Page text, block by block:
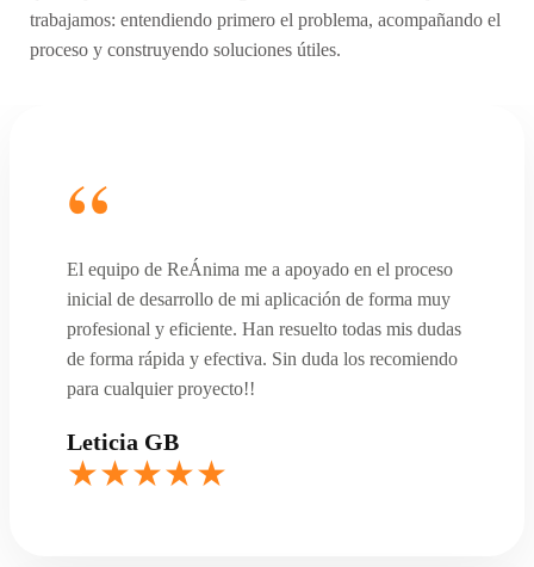
trabajamos: entendiendo primero el problema, acompañando el
proceso y construyendo soluciones útiles.
Leticia GB
El equipo de ReÁnima me a apoyado en el proceso
inicial de desarrollo de mi aplicación de forma muy
profesional y eficiente. Han resuelto todas mis dudas
de forma rápida y efectiva. Sin duda los recomiendo
para cualquier proyecto!!